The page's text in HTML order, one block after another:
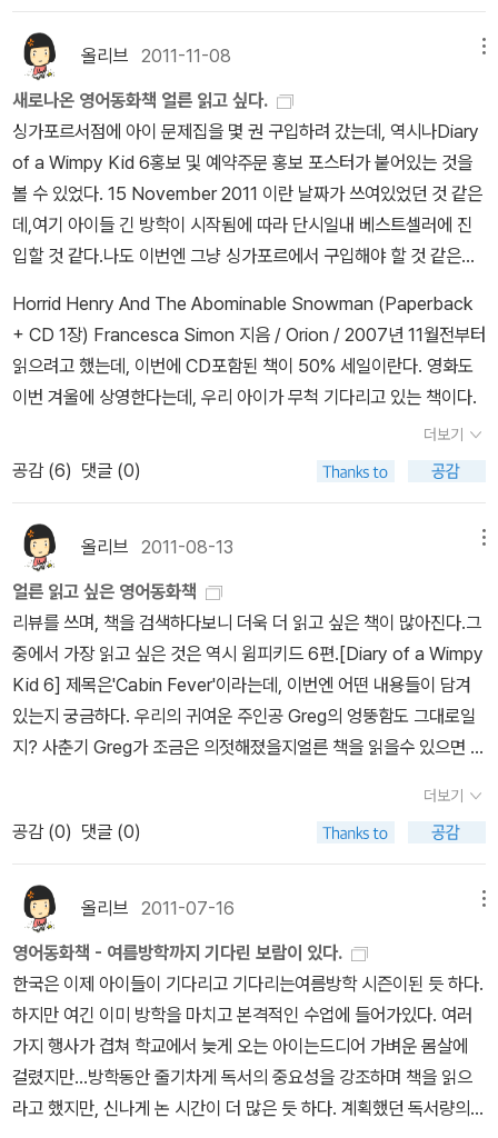
간되었네요.
올리브 2011-11-08
새로나온 영어동화책 얼른 읽고 싶다.
싱가포르서점에 아이 문제집을 몇 권 구입하려 갔는데, 역시나Diary
of a Wimpy Kid 6홍보 및 예약주문 홍보 포스터가 붙어있는 것을
볼 수 있었다. 15 November 2011 이란 날짜가 쓰여있었던 것 같은
데,여기 아이들 긴 방학이 시작됨에 따라 단시일내 베스트셀러에 진
입할 것 같다.나도 이번엔 그냥 싱가포르에서 구입해야 할 것 같은데,
척 부럽다.Diary of a Wimpy Kid 6 (Hardcover) Kinney, Jeff /
Harry N Abrams Inc / 2011년 11월Viking Tales 바이킹이야기 4
종 세트 (Paperback 4권 + CD 4장) 테리 디어리 지음 / A & C Bl
ack / 2011년 11월 또 갖고 싶은 책은 바로 위에 넣은 바이킹 이야기
이다. 전에 시리즈 20권을 몽땅 구입했기 때문에, 따로 4권을 사야할
것 같다. 24종 세트 가격이 훨씬 저렴한데 이럴 땐 미리 구입한 게 무
척 아쉽다. Terry Deary's Historical Tales 24종 세트 (Paperba
ck 24권 + CD 24장) 테리 디어리 지음 / A & C Black / 2011년 1
1월Magic Tree House 시리즈 역시 처음에 1~28권 세트를 구입했
더니, 그 다음 나오는 책 세트를 어떤 식으로 구입해야할지 계속 고민
하고 있다. 29권에서 지금까지 나온 책을 한꺼번에 세트로 만들어서
크리스마스 시즌 전엔 대대적인 이벤트를 하면 어떨까 생각하고 있지
만, 그건 전적으로 알라딘과 수입업체인 언어세상에 달린 문제일 듯.
또한 갖고 싶은 책 중에는 [Four Corners]시리즈가 있다. 이번에 5
0% 할인판매를 하기 때문에 저학년용은 제외하더라도몇 세트는 구
매하고싶은데... 왜 50% 할인에 Midlle A 세트가 빠졌는지 궁금하
로 영어공부하기에 참 좋은 것 같다. 아래 사진은 Emergent / Early
친구 집에서 본 English Explorers 시리즈[문진미디어]도 마음에 드
는데, 알라딘에서는 세트 책으로 구성되지 않은 것 같다. 그 시리즈 역
시 가격이 제법 되어서 두 가지를 한번에 하기엔 좀 부담이 되는데, 책
욕심은 왜 끝이 없는지...(역시 Science 48종과 Social Studies 4
8종이 있는데, 본책과 시디, 워크북으로 구성되어 있다. 각각 구입할
수도 있고 48권 세트 구매할 수도 있다.)마지막으로영어권 국가 도
서관에 다 있다는[All Aboard Reading Station Stop] 시리즈도
Horrid Henry And The Abominable Snowman (Paperback
+ CD 1장) Francesca Simon 지음 / Orion / 2007년 11월전부터
읽으려고 했는데, 이번에 CD포함된 책이 50% 세일이란다. 영화도
이번 겨울에 상영한다는데, 우리 아이가 무척 기다리고 있는 책이다.
더보기
공감 (6) 댓글 (0)
올리브 2011-08-13
얼른 읽고 싶은 영어동화책
리뷰를 쓰며, 책을 검색하다보니 더욱 더 읽고 싶은 책이 많아진다.그
중에서 가장 읽고 싶은 것은 역시 윔피키드 6편.[Diary of a Wimpy
Kid 6] 제목은'Cabin Fever'이라는데, 이번엔 어떤 내용들이 담겨
있는지 궁금하다. 우리의 귀여운 주인공 Greg의 엉뚱함도 그대로일
지? 사춘기 Greg가 조금은 의젓해졌을지얼른 책을 읽을수 있으면 좋
ry N Abrams Inc / 2011년 11월The Diary of a Wimpy Kid: Ro
drick Rules 2011-2012 Movie Calendar (Wall) Kinney, Jeff /
Abrams / 2011년 8월윔피키드 달력도 나왔단다. 우연히 알게 되어
정말 다행이라고 생각하는데... 2011년에서 2012년까지 달력이라니,
하나 사서 걸어놔도 좋을 것 같다. 달력을 걸어두는 내내 아이와 함께
본 [윔피키드 2] 영화 속 장면 새록새록 떠오를 것 같다. The Tales
of Beedle the Bard (Hardcover, Standard Edition, 미국판) 조
앤 K. 롤링 지음 / Scholastic / 2008년 12월해리포터 영화를 보
고, 책도 읽었지만 왠지 아쉬움과 허전함이 있는데, 이 책을 읽으면 재
미날 듯. 조앤 롤링이 직접 그린 삽화라니, 글 쓰는 재주 뿐 아니라 그
림실력도 부러울 따름이다.아래 책은 영화와 관계된 책이다. 원래 영
더보기
공감 (0) 댓글 (0)
올리브 2011-07-16
영어동화책 - 여름방학까지 기다린 보람이 있다.
한국은 이제 아이들이 기다리고 기다리는여름방학 시즌이된 듯 하다.
하지만 여긴 이미 방학을 마치고 본격적인 수업에 들어가있다. 여러
가지 행사가 겹쳐 학교에서 늦게 오는 아이는드디어 가벼운 몸살에
걸렸지만...방학동안 줄기차게 독서의 중요성을 강조하며 책을 읽으
라고 했지만, 신나게 논 시간이 더 많은 듯 하다. 계획했던 독서량의